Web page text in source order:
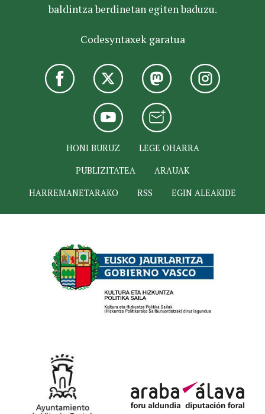
baldintza berdinetan egiten baduzu.
Codesyntaxek garatua
HONI BURUZ
LEGE OHARRA
PUBLIZITATEA
ARAUAK
HARREMANETARAKO
RSS EGIN ALEAKIDE